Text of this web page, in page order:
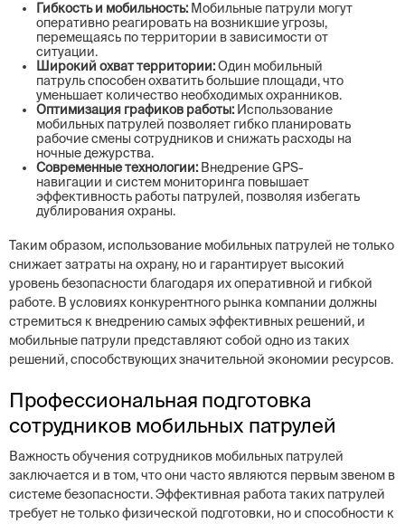
Гибкость и мобильность: Мобильные патрули могут
оперативно реагировать на возникшие угрозы,
перемещаясь по территории в зависимости от
ситуации.
Широкий охват территории:Один мобильный
патруль способен охватить большие площади, что
уменьшает количество необходимых охранников.
Оптимизация графиков работы: Использование
мобильных патрулей позволяет гибко планировать
рабочие смены сотрудников и снижать расходы на
ночные дежурства.
Современные технологии: Внедрение GPS-
навигации и систем мониторинга повышает
эффективность работы патрулей, позволяя избегать
дублирования охраны.
Таким образом, использование мобильных патрулей не только
снижает затраты на охрану, но и гарантирует высокий
уровень безопасности благодаря их оперативной и гибкой
работе. В условиях конкурентного рынка компании должны
стремиться к внедрению самых эффективных решений, и
мобильные патрули представляют собой одно из таких
решений, способствующих значительной экономии ресурсов.
Профессиональная подготовка
сотрудников мобильных патрулей
Важность обучения сотрудников мобильных патрулей
заключается и в том, что они часто являются первым звеном в
системе безопасности. Эффективная работа таких патрулей
требует не только физической подготовки, но и способности к